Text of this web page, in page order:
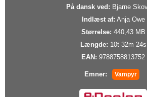
På dansk ved: Bjarne
Indlæst af: Anja Owe
Størrelse: 440,43 MB
Længde: 10t 32m 24s
EAN: 9788758813752
Emner: Vampyr